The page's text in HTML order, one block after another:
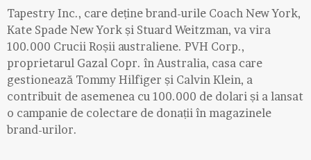
Tapestry Inc., care deține brand-urile Coach New York,
Kate Spade New York și Stuard Weitzman, va vira
100.000 Crucii Roșii australiene. PVH Corp.,
proprietarul Gazal Copr. în Australia, casa care
gestionează Tommy Hilfiger și Calvin Klein, a
contribuit de asemenea cu 100.000 de dolari și a lansat
o campanie de colectare de donații în magazinele
brand-urilor.